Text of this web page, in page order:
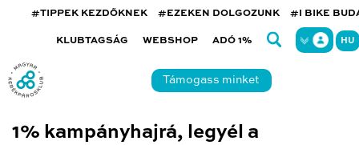
#TIPPEK KEZDŐKNEK #EZEKEN DOLGOZUNK #I BIKE
KLUBTAGSÁG WEBSHOP ADÓ 1% HU
Támogass minket
1% kampányhajrá, legyél a